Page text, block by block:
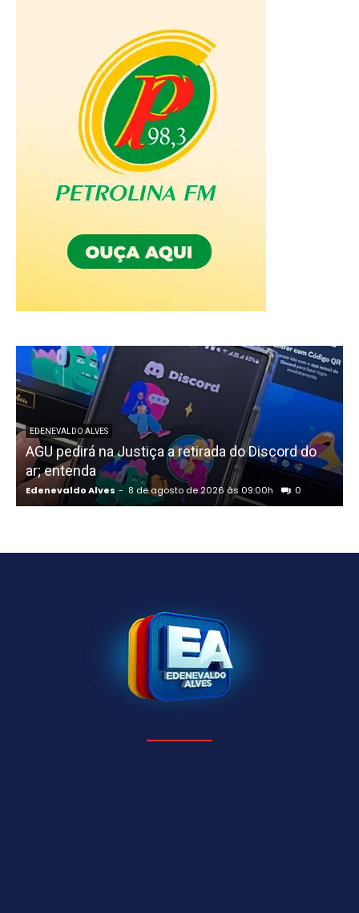
EDENEVALDO ALVES
AGU pedirá na Justiça a retirada do Discord do
ar; entenda
Edenevaldo Alves - 8 de agosto de 2026 às 09:00h 0